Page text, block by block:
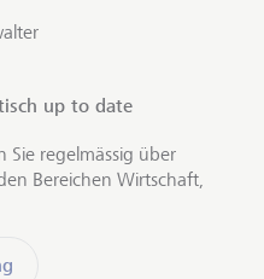
up to date
Sie regelmässig über
Bereichen Wirtschaft,